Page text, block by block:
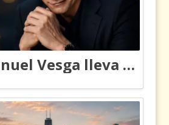
Carlos Manuel Vesga lleva el nombre de Colombia a los Emmy